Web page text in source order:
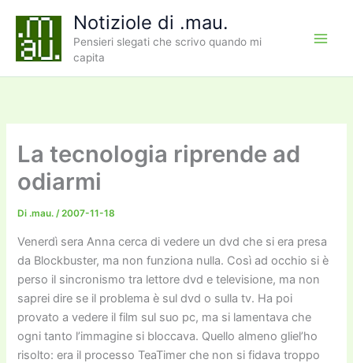
contenuto
Notiziole di .mau.
Pensieri slegati che scrivo quando mi
capita
La tecnologia riprende ad
odiarmi
Di .mau./2007-11-18
Venerdì sera Anna cerca di vedere un dvd che si era presa
da Blockbuster, ma non funziona nulla. Così ad occhio si è
perso il sincronismo tra lettore dvd e televisione, ma non
saprei dire se il problema è sul dvd o sulla tv. Ha poi
provato a vedere il film sul suo pc, ma si lamentava che
ogni tanto l’immagine si bloccava. Quello almeno gliel’ho
risolto: era il processo TeaTimer che non si fidava troppo